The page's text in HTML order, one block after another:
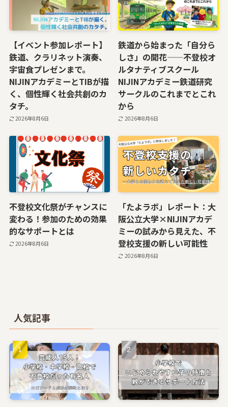
【イベント参加レポート】
鉄道、クラリネット演奏、
宇宙食プレゼンまで。
NIJINアカデミーとTIBが描
く、個性輝く社会共創のカ
タチ。
2026年8月6日
鉄道から始まった「自分ら
しさ」の開花——不登校オ
ルタナティブスクール
NIJINアカデミー鉄道研究
サークルのこれまでとこれ
から
2026年8月6日
不登校文化祭がチャンスに
変わる！参加のための効果
的なサポートとは
2026年8月6日
「たよラボ」レポート：大
阪公立大学×NIJINアカデ
ミーの試みから見えた、不
登校支援の新しい可能性
2026年8月6日
人気記事